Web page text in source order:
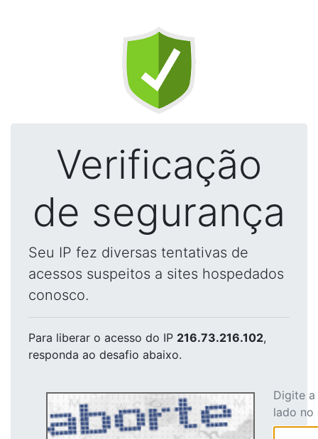
Verificação
de segurança
Seu IP fez diversas tentativas de
acessos suspeitos a sites hospedados
conosco.
Para liberar o acesso do IP 216.73.216.102,
responda ao desafio abaixo.
Digite
lado no